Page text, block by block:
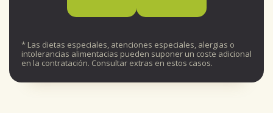
* Las dietas especiales, atenciones especiales, alergias o
intolerancias alimentacias pueden suponer un coste adicional
en la contratación. Consultar extras en estos casos.